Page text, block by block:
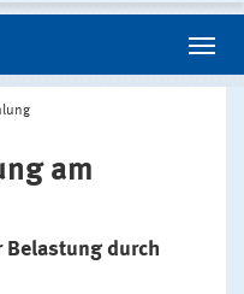
am
Belastung durch